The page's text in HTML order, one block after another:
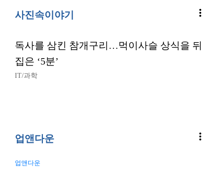
사진속이야기 more_vert
독사를 삼킨 참개구리…먹이사슬 상식을 뒤
집은 ‘5분’
IT/과학
업앤다운 more_vert
업앤다운